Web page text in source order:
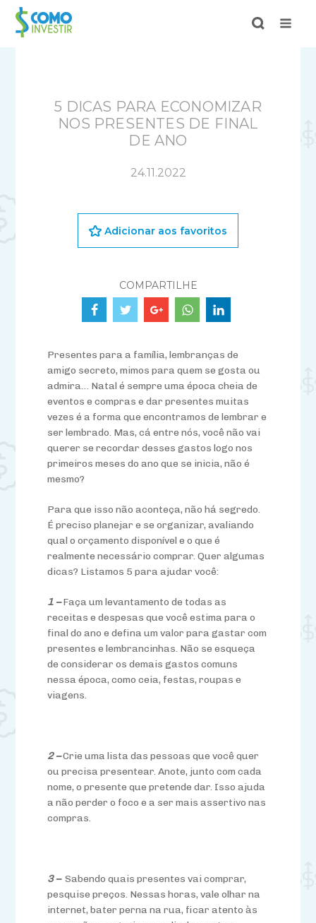
5 DICAS PARA ECONOMIZAR
NOS PRESENTES DE FINAL
DE ANO
24.11.2022
Adicionar aos favoritos
COMPARTILHE
Presentes para a família, lembranças de
amigo secreto, mimos para quem se gosta ou
admira… Natal é sempre uma época cheia de
eventos e compras e dar presentes muitas
vezes é a forma que encontramos de lembrar e
ser lembrado. Mas, cá entre nós, você não vai
querer se recordar desses gastos logo nos
primeiros meses do ano que se inicia, não é
mesmo?
Para que isso não aconteça, não há segredo.
É preciso planejar e se organizar, avaliando
qual o orçamento disponível e o que é
realmente necessário comprar. Quer algumas
dicas? Listamos 5 para ajudar você:
1 –Faça um levantamento de todas as
receitas e despesas que você estima para o
final do ano e defina um valor para gastar com
presentes e lembrancinhas. Não se esqueça
de considerar os demais gastos comuns
nessa época, como ceia, festas, roupas e
viagens.
2 –Crie uma lista das pessoas que você quer
ou precisa presentear. Anote, junto com cada
nome, o presente que pretende dar. Isso ajuda
a não perder o foco e a ser mais assertivo nas
compras.
3 –Sabendo quais presentes vai comprar,
pesquise preços. Nessas horas, vale olhar na
internet, bater perna na rua, ficar atento às